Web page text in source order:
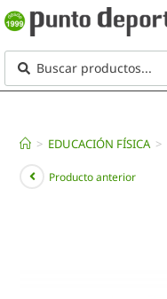
> EDUCACIÓN FÍSICA >
Producto anterior